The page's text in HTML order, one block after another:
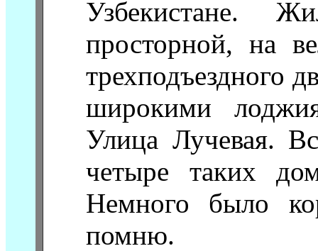
Узбекистане.
просторной, на
трехподъездного
широкими
Улица Лучевая.
четыре таких
Немного было
помню.